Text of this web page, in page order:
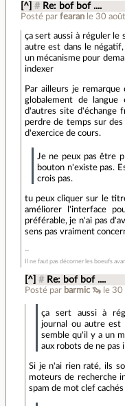
[^] # Re: bof bof ....
Posté par fearan le 30
ça sert aussi à réguler le
autre est dans le
un mécanisme pour
indexer
Par ailleurs je remarque
globalement de
d'autres site d'échange
perdre de temps sur
d'exercice de cours.
Je ne peux pas être
bouton n'existe pas.
crois pas.
tu peux cliquer sur le
améliorer l'interface
préférable, je n'ai pas
sens pas vraiment
Il ne faut pas décorner les boeufs
[^] # Re: bof bof ....
Posté par barmic 🦦 le
ça sert aussi à
journal ou autre
semble qu'il y a un
aux robots de ne pas
Si je n'ai rien raté, ils
moteurs de recherche
spam de mot clef cachés